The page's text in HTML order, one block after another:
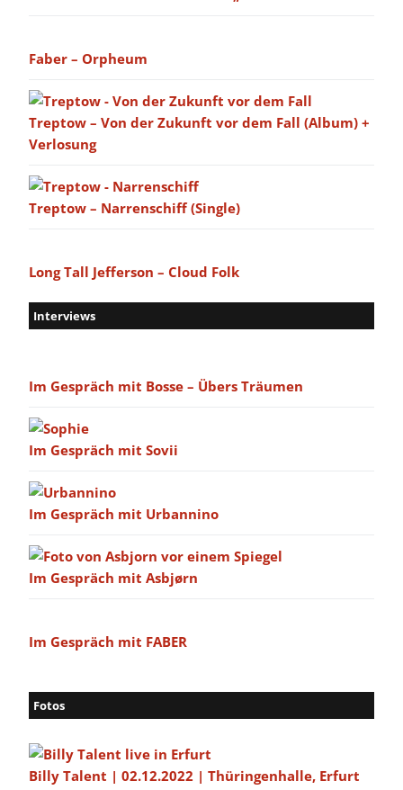
Faber – Orpheum
Treptow – Von der Zukunft vor dem Fall (Album) +
Verlosung
Treptow – Narrenschiff (Single)
Long Tall Jefferson – Cloud Folk
Interviews
Im Gespräch mit Bosse – Übers Träumen
Im Gespräch mit Sovii
Im Gespräch mit Urbannino
Im Gespräch mit Asbjørn
Im Gespräch mit FABER
Fotos
Billy Talent | 02.12.2022 | Thüringenhalle, Erfurt